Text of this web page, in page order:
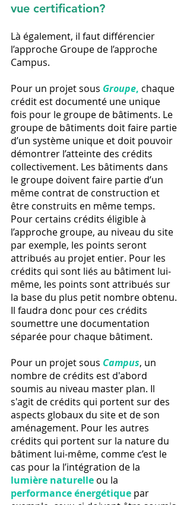
vue certification?
Là également, il faut différencier
l’approche Groupe de l’approche
Campus.
Pour un projet sous Groupe, chaque
crédit est documenté une unique
fois pour le groupe de bâtiments. Le
groupe de bâtiments doit faire partie
d’un système unique et doit pouvoir
démontrer l’atteinte des crédits
collectivement. Les bâtiments dans
le groupe doivent faire partie d’un
même contrat de construction et
être construits en même temps.
Pour certains crédits éligible à
l’approche groupe, au niveau du site
par exemple, les points seront
attribués au projet entier. Pour les
crédits qui sont liés au bâtiment lui-
même, les points sont attribués sur
la base du plus petit nombre obtenu.
Il faudra donc pour ces crédits
soumettre une documentation
séparée pour chaque bâtiment.
Pour un projet sous Campus, un
nombre de crédits est d'abord
soumis au niveau master plan. Il
s'agit de crédits qui portent sur des
aspects globaux du site et de son
aménagement. Pour les autres
crédits qui portent sur la nature du
bâtiment lui-même, comme c’est le
cas pour la l’intégration de la
lumière naturelle ou la
performance énergétique par